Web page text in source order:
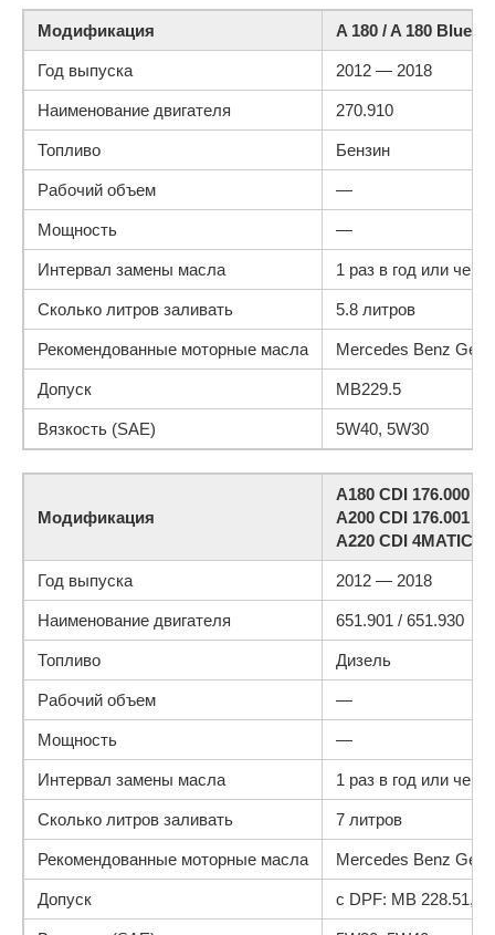
Модификация A 180 / A 180
Год выпуска 2012 — 2018
Наименование двигателя 270.910
Топливо Бензин
Рабочий объем —
Мощность —
Интервал замены масла 1 раз в год или
Сколько литров заливать 5.8 литров
Рекомендованные моторные масла Mercedes Benz
Допуск MB229.5
Вязкость (SAE) 5W40, 5W30
Модификация
A180 CDI 176.000 /
A200 CDI 176.001 /
A220 CDI 4MATIC
Год выпуска 2012 — 2018
Наименование двигателя 651.901 / 651.930
Топливо Дизель
Рабочий объем —
Мощность —
Интервал замены масла 1 раз в год или
Сколько литров заливать 7 литров
Рекомендованные моторные масла Mercedes Benz
Допуск с DPF: MB 228.51,